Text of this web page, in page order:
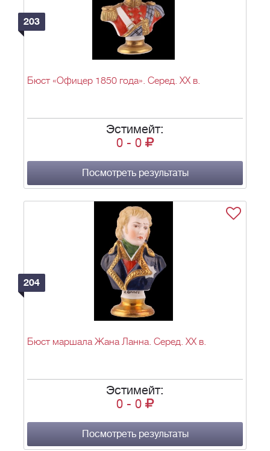
203
Бюст «Офицер 1850 года». Серед. XX в.
Эстимейт:
0 - 0
Посмотреть результаты
204
Бюст маршала Жана Ланна. Серед. XX в.
Эстимейт:
0 - 0
Посмотреть результаты